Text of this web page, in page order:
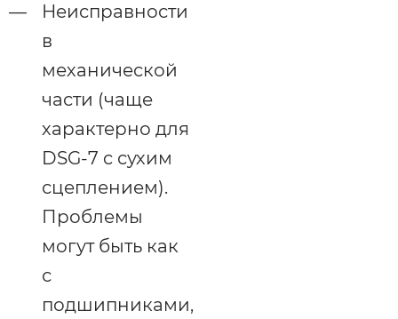
Неисправности
в
механической
части (чаще
характерно для
DSG-7 c сухим
сцеплением).
Проблемы
могут быть как
с
подшипниками,